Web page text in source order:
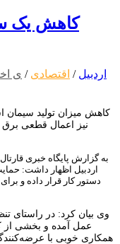
کاهش یک
اردبیل / اقتصادی / ی
کاهش میزان تولید سیمان
نیز اعمال قطعی
به گزارش پایگاه خبری
اردبیل اظهار داشت:
دستور کار قرار داده و
وی بیان کرد: در راستای
عمل آمده و بخشی از
همکاری خوبی با